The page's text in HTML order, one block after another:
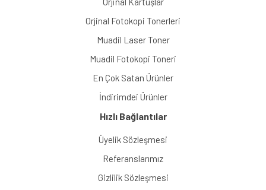
Orjinal Fotokopi Tonerleri
Muadil Laser Toner
Muadil Fotokopi Toneri
En Çok Satan Ürünler
İndirimdei Ürünler
Hızlı Bağlantılar
Üyelik Sözleşmesi
Referanslarımız
Gizlilik Sözleşmesi